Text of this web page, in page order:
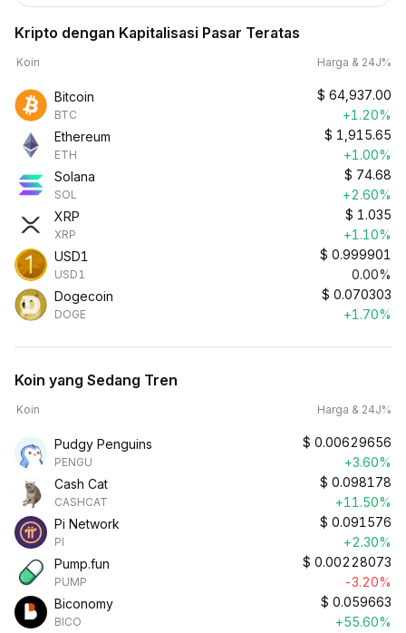
Kripto dengan Kapitalisasi Pasar Teratas
Koin Harga & 24J%
Bitcoin
BTC
$ 64,937.00
+1.20%
Ethereum
ETH
$ 1,915.65
+1.00%
Solana
SOL
$ 74.68
+2.60%
XRP
XRP
$ 1.035
+1.10%
USD1
USD1
$ 0.999901
0.00%
Dogecoin
DOGE
$ 0.070303
+1.70%
Koin yang Sedang Tren
Koin Harga & 24J%
Pudgy Penguins
PENGU
$ 0.00629656
+3.60%
Cash Cat
CASHCAT
$ 0.098178
+11.50%
Pi Network
PI
$ 0.091576
+2.30%
Pump.fun
PUMP
$ 0.00228073
-3.20%
Biconomy
BICO
$ 0.059663
+55.60%